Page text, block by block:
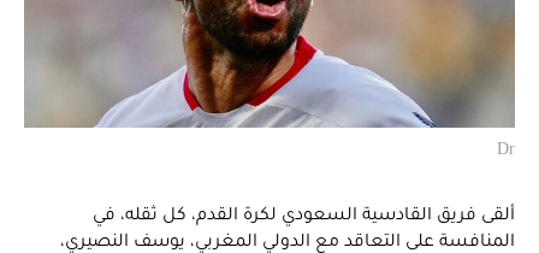
Dr
ألقى فريق القادسية السعودي لكرة القدم، كل ثقله، في
المنافسة على التعاقد مع الدولي المغربي، يوسف النصيري،